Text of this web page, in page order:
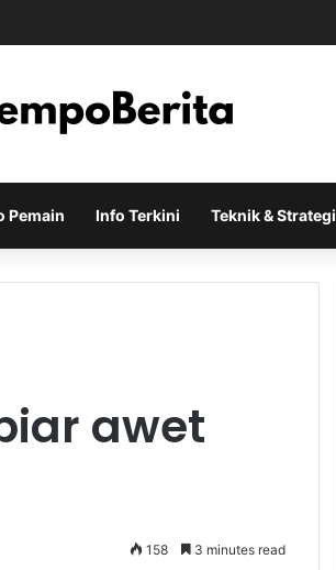
Usai Rapat Krisis di Maroko
Pemain Info Terkini Teknik & Strategi
awet
158 3 minutes read